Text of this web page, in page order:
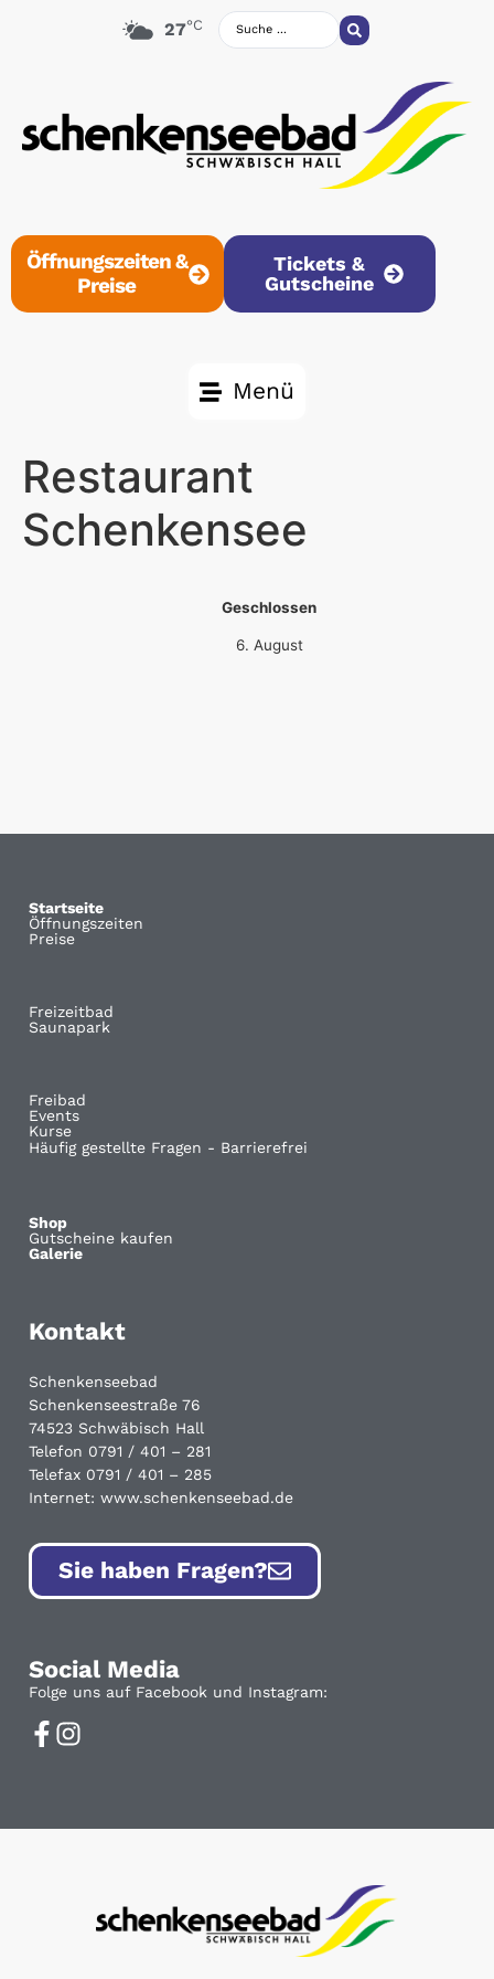
27°C
Öffnungszeiten &
Preise
Tickets &
Gutscheine
Menü
Restaurant
Schenkensee
Geschlossen
6. August
Startseite
Öffnungszeiten
Preise
Freizeitbad
Saunapark
Freibad
Events
Kurse
Häufig gestellte Fragen - Barrierefrei
Shop
Gutscheine kaufen
Galerie
Kontakt
Schenkenseebad
Schenkenseestraße 76
74523 Schwäbisch Hall
Telefon 0791 / 401 – 281
Telefax 0791 / 401 – 285
Internet: www.schenkenseebad.de
Sie haben Fragen?
Social Media
Folge uns auf Facebook und Instagram: